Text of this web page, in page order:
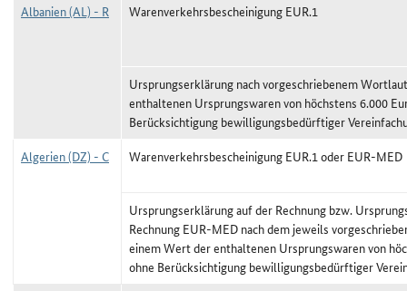
Albanien (AL) - R Warenverkehrsbescheinigung EUR.1
Ursprungserklärung nach vorgeschriebenem
enthaltenen Ursprungswaren von höchstens 6.000
Berücksichtigung bewilligungsbedürftiger
Algerien (DZ) - C
Warenverkehrsbescheinigung EUR.1 oder EUR-MED
Ursprungserklärung auf der Rechnung bzw.
Rechnung EUR-MED nach dem jeweils
einem Wert der enthaltenen Ursprungswaren von
ohne Berücksichtigung bewilligungsbedürftiger